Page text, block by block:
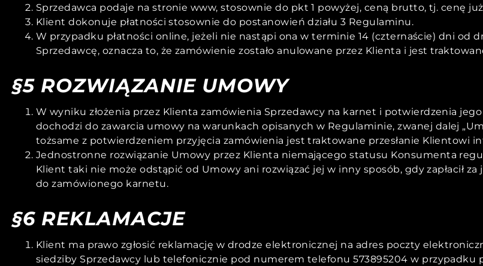
Sprzedawca podaje na stronie www, stosownie do pkt 1 powyżej, ceną brutto, tj. cenę
Klient dokonuje płatności stosownie do postanowień działu 3 Regulaminu.
W przypadku płatności online, jeżeli nie nastąpi ona w terminie 14 (czternaście) dni od
Sprzedawcę, oznacza to, że zamówienie zostało anulowane przez Klienta i jest
§5 ROZWIĄZANIE UMOWY
W wyniku złożenia przez Klienta zamówienia Sprzedawcy na karnet i potwierdzenia
dochodzi do zawarcia umowy na warunkach opisanych w Regulaminie, zwanej dalej
tożsame z potwierdzeniem przyjęcia zamówienia jest traktowane przesłanie Klientowi
Jednostronne rozwiązanie Umowy przez Klienta niemającego statusu Konsumenta
Klient taki nie może odstąpić od Umowy ani rozwiązać jej w inny sposób, gdy zapłacił
do zamówionego karnetu.
§6 REKLAMACJE
Klient ma prawo zgłosić reklamację w drodze elektronicznej na adres poczty
siedziby Sprzedawcy lub telefonicznie pod numerem telefonu 573895204 w